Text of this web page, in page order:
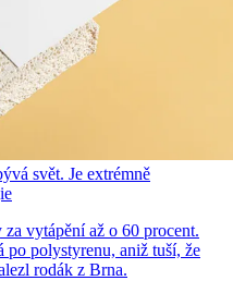
svět. Je extrémně
vytápění až o 60 procent.
po polystyrenu, aniž tuší, že
rodák z Brna.